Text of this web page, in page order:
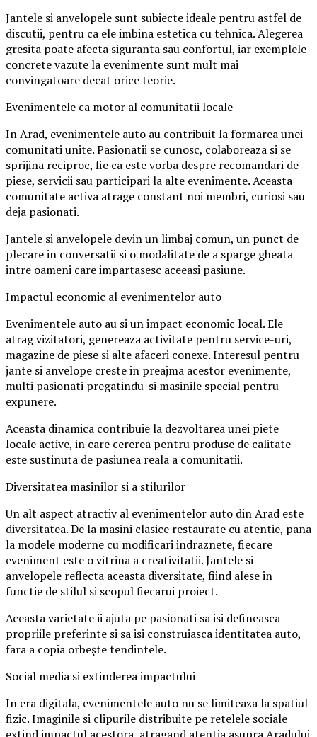
Jantele si anvelopele sunt subiecte ideale pentru astfel de
discutii, pentru ca ele imbina estetica cu tehnica. Alegerea
gresita poate afecta siguranta sau confortul, iar exemplele
concrete vazute la evenimente sunt mult mai
convingatoare decat orice teorie.
Evenimentele ca motor al comunitatii locale
In Arad, evenimentele auto au contribuit la formarea unei
comunitati unite. Pasionatii se cunosc, colaboreaza si se
sprijina reciproc, fie ca este vorba despre recomandari de
piese, servicii sau participari la alte evenimente. Aceasta
comunitate activa atrage constant noi membri, curiosi sau
deja pasionati.
Jantele si anvelopele devin un limbaj comun, un punct de
plecare in conversatii si o modalitate de a sparge gheata
intre oameni care impartasesc aceeasi pasiune.
Impactul economic al evenimentelor auto
Evenimentele auto au si un impact economic local. Ele
atrag vizitatori, genereaza activitate pentru service-uri,
magazine de piese si alte afaceri conexe. Interesul pentru
jante si anvelope creste in preajma acestor evenimente,
multi pasionati pregatindu-si masinile special pentru
expunere.
Aceasta dinamica contribuie la dezvoltarea unei piete
locale active, in care cererea pentru produse de calitate
este sustinuta de pasiunea reala a comunitatii.
Diversitatea masinilor si a stilurilor
Un alt aspect atractiv al evenimentelor auto din Arad este
diversitatea. De la masini clasice restaurate cu atentie, pana
la modele moderne cu modificari indraznete, fiecare
eveniment este o vitrina a creativitatii. Jantele si
anvelopele reflecta aceasta diversitate, fiind alese in
functie de stilul si scopul fiecarui proiect.
Aceasta varietate ii ajuta pe pasionati sa isi defineasca
propriile preferinte si sa isi construiasca identitatea auto,
fara a copia orbește tendintele.
Social media si extinderea impactului
In era digitala, evenimentele auto nu se limiteaza la spatiul
fizic. Imaginile si clipurile distribuite pe retelele sociale